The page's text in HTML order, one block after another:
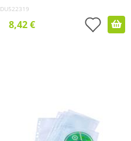
DU522319
8,42 €